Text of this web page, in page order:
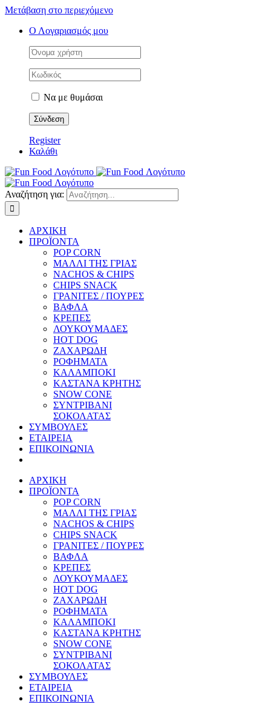
Μετάβαση στο περιεχόμενο
Ο Λογαριασμός μου
Να με θυμάσαι
Register
Καλάθι
Αναζήτηση για:
ΑΡΧΙΚΗ
ΠΡΟΪΟΝΤΑ
POP CORN
ΜΑΛΛΙ ΤΗΣ ΓΡΙΑΣ
NACHOS & CHIPS
CHIPS SNACK
ΓΡΑΝΙΤΕΣ / ΠΟΥΡΕΣ
ΒΑΦΛΑ
ΚΡΕΠΕΣ
ΛΟΥΚΟΥΜΑΔΕΣ
HOT DOG
ΖΑΧΑΡΩΔΗ
ΡΟΦΗΜΑΤΑ
ΚΑΛΑΜΠΟΚΙ
ΚΑΣΤΑΝΑ ΚΡΗΤΗΣ
SNOW CONE
ΣΥΝΤΡΙΒΑΝΙ
ΣΟΚΟΛΑΤΑΣ
ΣΥΜΒΟΥΛΕΣ
ΕΤΑΙΡΕΙΑ
ΕΠΙΚΟΙΝΩΝΙΑ
ΑΡΧΙΚΗ
ΠΡΟΪΟΝΤΑ
POP CORN
ΜΑΛΛΙ ΤΗΣ ΓΡΙΑΣ
NACHOS & CHIPS
CHIPS SNACK
ΓΡΑΝΙΤΕΣ / ΠΟΥΡΕΣ
ΒΑΦΛΑ
ΚΡΕΠΕΣ
ΛΟΥΚΟΥΜΑΔΕΣ
HOT DOG
ΖΑΧΑΡΩΔΗ
ΡΟΦΗΜΑΤΑ
ΚΑΛΑΜΠΟΚΙ
ΚΑΣΤΑΝΑ ΚΡΗΤΗΣ
SNOW CONE
ΣΥΝΤΡΙΒΑΝΙ
ΣΟΚΟΛΑΤΑΣ
ΣΥΜΒΟΥΛΕΣ
ΕΤΑΙΡΕΙΑ
ΕΠΙΚΟΙΝΩΝΙΑ